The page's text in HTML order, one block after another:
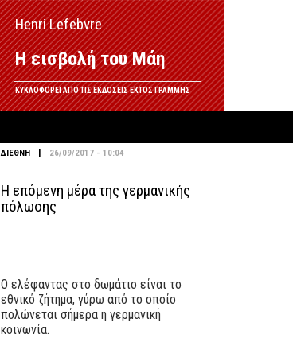
Henri Lefebvre
Η εισβολή του Μάη
ΚΥΚΛΟΦΟΡΕΙ ΑΠΟ ΤΙΣ ΕΚΔΟΣΕΙΣ ΕΚΤΟΣ ΓΡΑΜΜΗΣ
ΔΙΕΘΝΗ 26/09/2017 - 10:04
Η επόμενη μέρα της γερμανικής
πόλωσης
Ο ελέφαντας στο δωμάτιο είναι το
εθνικό ζήτημα, γύρω από το οποίο
πολώνεται σήμερα η γερμανική
κοινωνία.